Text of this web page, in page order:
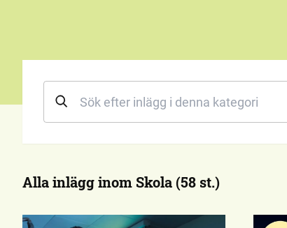
Alla inlägg inom Skola (58 st.)